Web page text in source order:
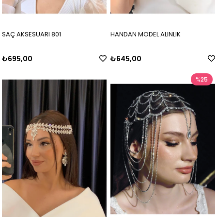
SAÇ AKSESUARI 801
₺695,00
HANDAN MODEL ALINLIK
₺645,00
%25